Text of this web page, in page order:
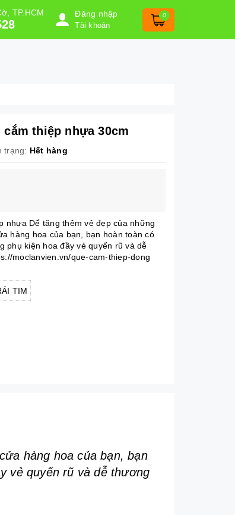
TP.HCM Đăng nhập
Tài khoản
0
thiệp nhựa 30cm
trạng: Hết hàng
nhựa Dể tăng thêm vẻ đẹp của những
hàng hoa của bạn, bạn hoàn toàn có
phụ kiện hoa đầy vẻ quyến rũ và dễ
moclanvien.vn/que-cam-thiep-dong
TIM
hàng hoa của bạn, bạn
vẻ quyến rũ và dễ thương